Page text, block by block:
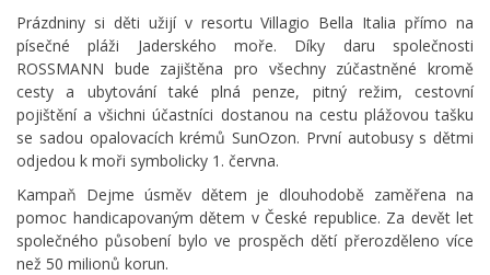
Prázdniny si děti užijí v resortu Villagio Bella Italia přímo na
písečné pláži Jaderského moře. Díky daru společnosti
ROSSMANN bude zajištěna pro všechny zúčastněné kromě
cesty a ubytování také plná penze, pitný režim, cestovní
pojištění a všichni účastníci dostanou na cestu plážovou tašku
se sadou opalovacích krémů SunOzon. První autobusy s dětmi
odjedou k moři symbolicky 1. června.
Kampaň Dejme úsměv dětem je dlouhodobě zaměřena na
pomoc handicapovaným dětem v České republice. Za devět let
společného působení bylo ve prospěch dětí přerozděleno více
než 50 milionů korun.